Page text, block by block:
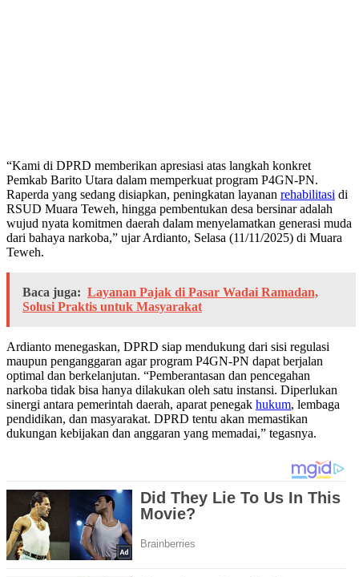
“Kami di DPRD memberikan apresiasi atas langkah konkret
Pemkab Barito Utara dalam memperkuat program P4GN-PN.
Raperda yang sedang disiapkan, peningkatan layanan rehabilitasi di
RSUD Muara Teweh, hingga pembentukan desa bersinar adalah
wujud nyata komitmen daerah dalam menyelamatkan generasi muda
dari bahaya narkoba,” ujar Ardianto, Selasa (11/11/2025) di Muara
Teweh.
Baca juga: Layanan Pajak di Pasar Wadai Ramadan,
Solusi Praktis untuk Masyarakat
Ardianto menegaskan, DPRD siap mendukung dari sisi regulasi
maupun penganggaran agar program P4GN-PN dapat berjalan
optimal dan berkelanjutan. “Pemberantasan dan pencegahan
narkoba tidak bisa hanya dilakukan oleh satu instansi. Diperlukan
sinergi antara pemerintah daerah, aparat penegak hukum, lembaga
pendidikan, dan masyarakat. DPRD tentu akan memastikan
dukungan kebijakan dan anggaran yang memadai,” tegasnya.